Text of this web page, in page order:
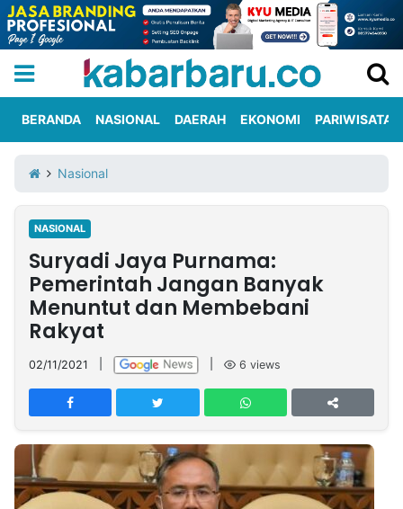
Iklan
Berita
Kami
Nasional
International
Olahraga
Entertainment
Daerah
Pariwisata
Kuliner
Kolom
Network
PT
TREETAN
MULTIMEDIA
INDONESIA
Partner
BERANDA NASIONAL DAERAH EKONOMI PARIWISATA
Nasional
NASIONAL
Suryadi Jaya Purnama:
Pemerintah Jangan Banyak
Menuntut dan Membebani
Rakyat
02/11/2021 6 views